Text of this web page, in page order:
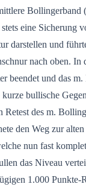
Bollingerband
eine Sicherung
darstellen und
nach oben. In
beendet und das
bullische
Retest des m.
den Weg zur alten
nun fast
das Niveau
1.000 Punkte-